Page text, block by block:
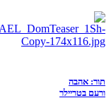
תור: אהבה
ורעם בטריילר